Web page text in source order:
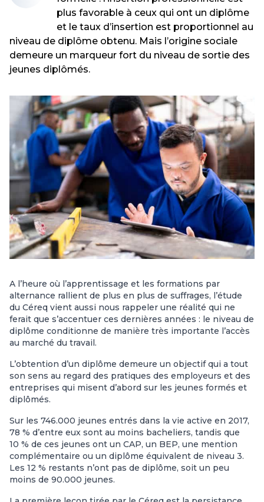
plus favorable à ceux qui ont un diplôme
et le taux d’insertion est proportionnel au
niveau de diplôme obtenu. Mais l’origine sociale
demeure un marqueur fort du niveau de sortie des
jeunes diplômés.
A l’heure où l’apprentissage et les formations par
alternance rallient de plus en plus de suffrages, l’étude
du Céreq vient aussi nous rappeler une réalité qui ne
ferait que s’accentuer ces dernières années : le niveau de
diplôme conditionne de manière très importante l’accès
au marché du travail.
L’obtention d’un diplôme demeure un objectif qui a tout
son sens au regard des pratiques des employeurs et des
entreprises qui misent d’abord sur les jeunes formés et
diplômés.
Sur les 746.000 jeunes entrés dans la vie active en 2017,
78 % d’entre eux sont au moins bacheliers, tandis que
10 % de ces jeunes ont un CAP, un BEP, une mention
complémentaire ou un diplôme équivalent de niveau 3.
Les 12 % restants n’ont pas de diplôme, soit un peu
moins de 90.000 jeunes.